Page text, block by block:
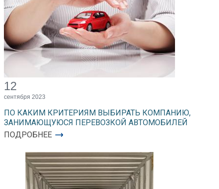
12
сентября 2023
ПО КАКИМ КРИТЕРИЯМ ВЫБИРАТЬ КОМПАНИЮ,
ЗАНИМАЮЩУЮСЯ ПЕРЕВОЗКОЙ АВТОМОБИЛЕЙ
ПОДРОБНЕЕ